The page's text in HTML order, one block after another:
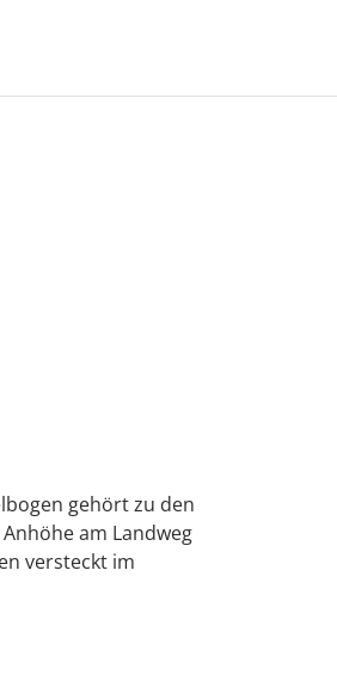
gehört zu den
am Landweg
versteckt im